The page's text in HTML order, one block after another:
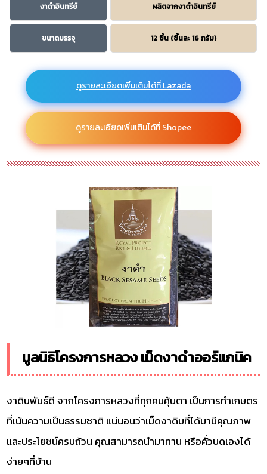
งาดำอินทรีย์ ผลิตจากงาดำอินทรีย์
ขนาดบรรจุ 12 ชิ้น (ชิ้นละ 16 กรัม)
ดูรายละเอียดเพิ่มเติมได้ที่ Lazada
ดูรายละเอียดเพิ่มเติมได้ที่ Shopee
มูลนิธิโครงการหลวง เม็ดงาดำออร์แกนิค
งาดิบพันธ์ดี จากโครงการหลวงที่ทุกคนคุ้นตา เป็นการทำเกษตร
ที่เน้นความเป็นธรรมชาติ แน่นอนว่าเม็ดงาดิบที่ได้มามีคุณภาพ
และประโยชน์ครบถ้วน คุณสามารถนำมาทาน หรือคั่วบดเองได้
ง่ายๆที่บ้าน